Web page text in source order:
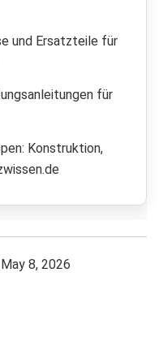
und Ersatzteile für
für
Konstruktion,
8, 2026